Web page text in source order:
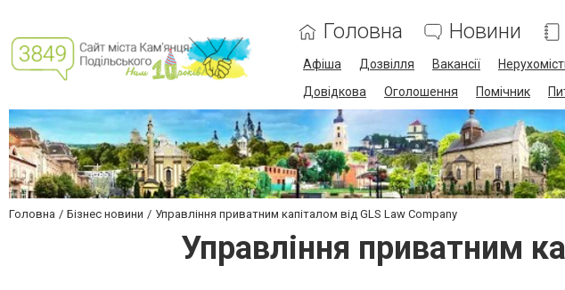
Головна Новини
Афіша Дозвілля Вакансії
Довідкова
Оголошення Помічник
Головна Бізнес новини Управління приватним капіталом від GLS Law Company
Управління приватним